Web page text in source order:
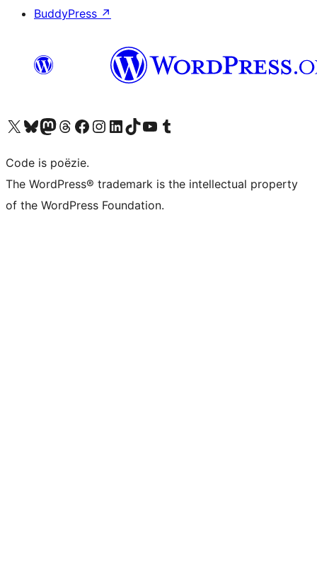
BuddyPress ↗
Bezoek ons X (voorheen Twitter) account
Bezoek ons Bluesky account
Bezoek ons Mastodon account
Bezoek ons Threads account
Onze Facebook pagina bezoeken
Bezoek ons Instagram account
Bezoek ons LinkedIn account
Bezoek ons TikTok account
Bezoek ons YouTube kanaalBezoek ons Tumblr account
Code is poëzie.
The WordPress® trademark is the intellectual property
of the WordPress Foundation.